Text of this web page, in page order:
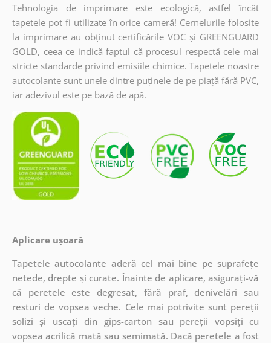
Tehnologia de imprimare este ecologică, astfel încât
tapetele pot fi utilizate în orice cameră! Cernelurile folosite
la imprimare au obținut certificările VOC și GREENGUARD
GOLD, ceea ce indică faptul că procesul respectă cele mai
stricte standarde privind emisiile chimice. Tapetele noastre
autocolante sunt unele dintre puținele de pe piață fără PVC,
iar adezivul este pe bază de apă.
Aplicare ușoară
Tapetele autocolante aderă cel mai bine pe suprafețe
netede, drepte și curate. Înainte de aplicare, asigurați-vă
că peretele este degresat, fără praf, denivelări sau
resturi de vopsea veche. Cele mai potrivite sunt pereții
solizi și uscați din gips-carton sau pereții vopsiți cu
vopsea acrilică mată sau semimată. Dacă peretele a fost